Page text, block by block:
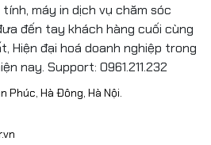
máy in dịch vụ chăm sóc
đến tay khách hàng cuối cùng
Hiện đại hoá doanh nghiệp trong
nay. Support: 0961.211.232
Phúc, Hà Đông, Hà Nội.